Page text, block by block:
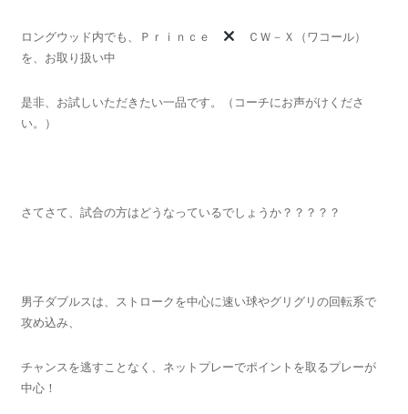
ロングウッド内でも、Ｐｒｉｎｃｅ
ＣＷ－Ｘ（ワコール）
を、お取り扱い中
是非、お試しいただきたい一品です。（コーチにお声がけくださ
い。）
さてさて、試合の方はどうなっているでしょうか？？？？？
男子ダブルスは、ストロークを中心に速い球やグリグリの回転系で
攻め込み、
チャンスを逃すことなく、ネットプレーでポイントを取るプレーが
中心！